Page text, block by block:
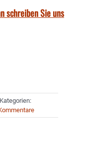
schreiben Sie uns
Kategorien: